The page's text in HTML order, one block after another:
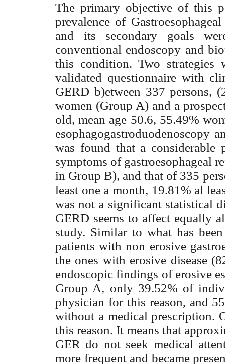
The primary objective of this
prevalence of
and its secondary goals
conventional endoscopy and
this condition. Two strategies
validated questionnaire with
GERD b)etween 337 persons,
women (Group A) and a
old, mean age 50.6, 55.49%
esophagogastroduodenoscopy
was found that a considerable
symptoms of gastroesophageal
in Group B), and that of 335
least one a month, 19.81% al
was not a significant statistical
GERD seems to affect equally
study. Similar to what has
patients with non erosive
the ones with erosive disease
endoscopic findings of erosive
Group A, only 39.52% of
physician for this reason, and
without a medical prescription.
this reason. It means that
GER do not seek medical
more frequent and became